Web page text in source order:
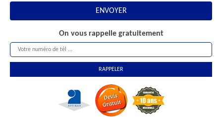
On vous rappelle gratuitement